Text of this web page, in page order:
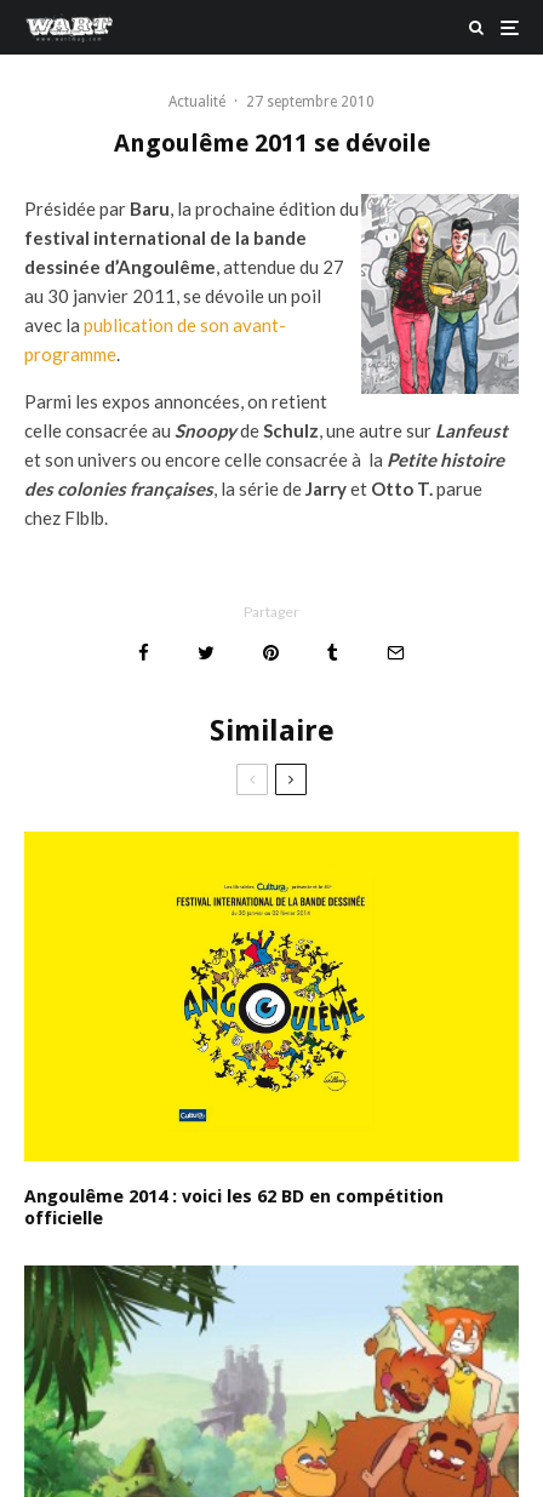
Actualité · 27 septembre 2010
Angoulême 2011 se dévoile
Présidée par Baru, la prochaine édition du
festival international de la bande
dessinée d’Angoulême, attendue du 27
au 30 janvier 2011, se dévoile un poil
avec la publication de son avant-
programme.
Parmi les expos annoncées, on retient
celle consacrée au SnoopydeSchulz, une autre sur Lanfeust
et son univers ou encore celle consacrée à la Petite histoire
des colonies françaises, la série deJarryet Otto T.parue
chez Flblb.
Partager
Similaire
Angoulême 2014 : voici les 62 BD en compétition
officielle